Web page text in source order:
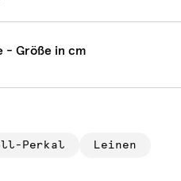
- Größe in cm
Perkal Leinen